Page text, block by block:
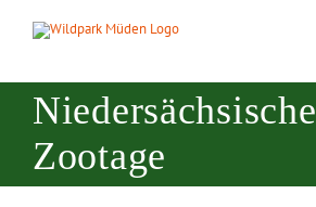
Niedersächsische
Zootage